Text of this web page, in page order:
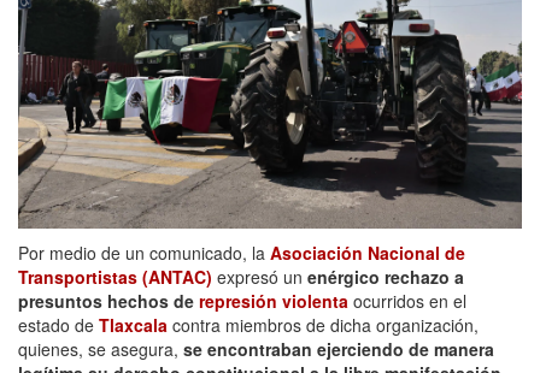
Por medio de un comunicado, la Asociación Nacional de
Transportistas (ANTAC) expresó un enérgico rechazo a
presuntos hechos de represión violenta ocurridos en el
estado de Tlaxcala contra miembros de dicha organización,
quienes, se asegura, se encontraban ejerciendo de manera